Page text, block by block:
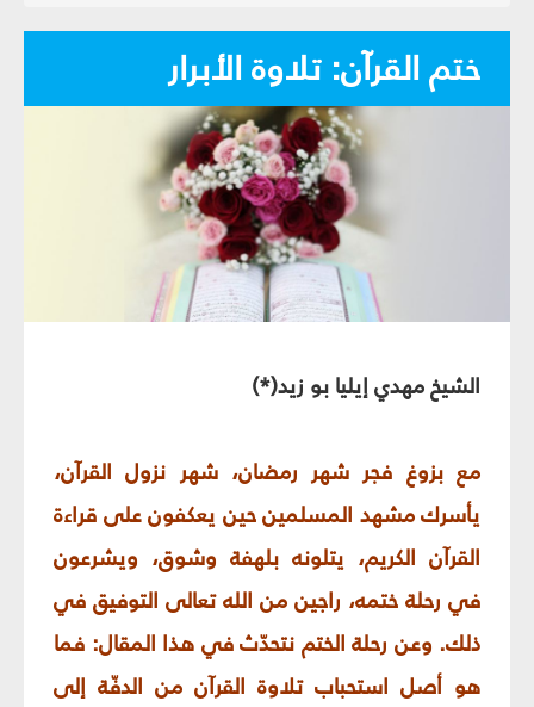
ختم القرآن: تلاوة الأبرار
الشيخ مهدي إيليا بو زيد(*)
مع بزوغ فجر شهر رمضان، شهر نزول القرآن،
يأسرك مشهد المسلمين حين يعكفون على قراءة
القرآن الكريم، يتلونه بلهفة وشوق، ويشرعون
في رحلة ختمه، راجين من الله تعالى التوفيق في
ذلك. وعن رحلة الختم نتحدّث في هذا المقال: فما
هو أصل استحباب تلاوة القرآن من الدفّة إلى